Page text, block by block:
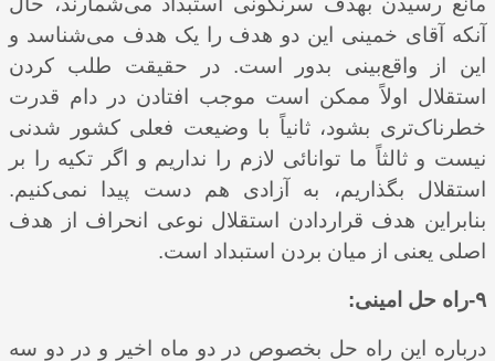
آنکه آقای خمینی این دو هدف را یک هدف می‌شناسد و
این از واقع‌بینی بدور است. در حقیقت طلب کردن
استقلال اولاً ممکن است موجب افتادن در دام قدرت
خطرناک‌تری بشود، ثانیاً با وضیعت فعلی کشور شدنی
نیست و ثالثاً ما توانائی لازم را نداریم و اگر تکیه را بر
استقلال بگذاریم، به آزادی هم دست پیدا نمی‌‌کنیم.
بنابراین هدف قراردادن استقلال نوعی انحراف از هدف
اصلی یعنی از میان بردن استبداد است.
۹-راه‌ حل امینی:
درباره این راه‌ حل بخصوص در دو ماه اخیر و در دو سه